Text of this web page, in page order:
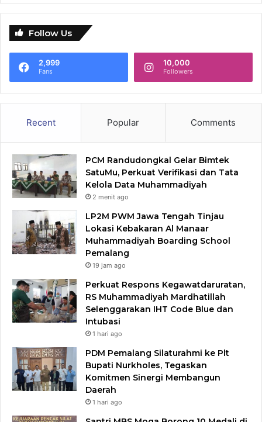
Follow Us
2,999
Fans
10,000
Followers
Recent Popular Comments
PCM Randudongkal Gelar Bimtek
SatuMu, Perkuat Verifikasi dan Tata
Kelola Data Muhammadiyah
2 menit ago
LP2M PWM Jawa Tengah Tinjau
Lokasi Kebakaran Al Manaar
Muhammadiyah Boarding School
Pemalang
19 jam ago
Perkuat Respons Kegawatdaruratan,
RS Muhammadiyah Mardhatillah
Selenggarakan IHT Code Blue dan
Intubasi
1 hari ago
PDM Pemalang Silaturahmi ke Plt
Bupati Nurkholes, Tegaskan
Komitmen Sinergi Membangun
Daerah
1 hari ago